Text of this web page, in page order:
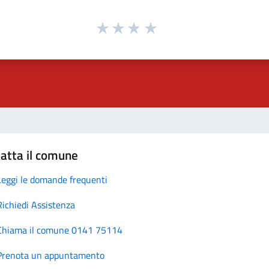
il comune
le domande frequenti
Assistenza
il comune 0141 75114
un appuntamento